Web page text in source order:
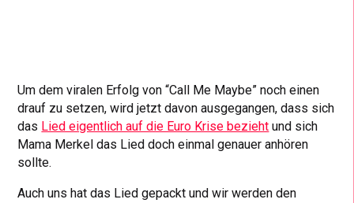
Um dem viralen Erfolg von “Call Me Maybe” noch einen
drauf zu setzen, wird jetzt davon ausgegangen, dass sich
das Lied eigentlich auf die Euro Krise bezieht und sich
Mama Merkel das Lied doch einmal genauer anhören
sollte.
Auch uns hat das Lied gepackt und wir werden den